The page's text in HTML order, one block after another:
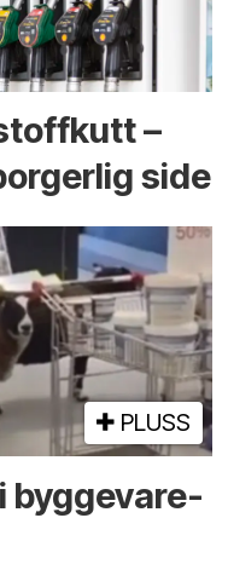
–
side
PLUSS
bygge­vare­